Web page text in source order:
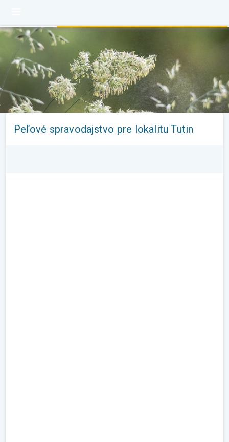
Peľové spravodajstvo pre lokalitu Tutin